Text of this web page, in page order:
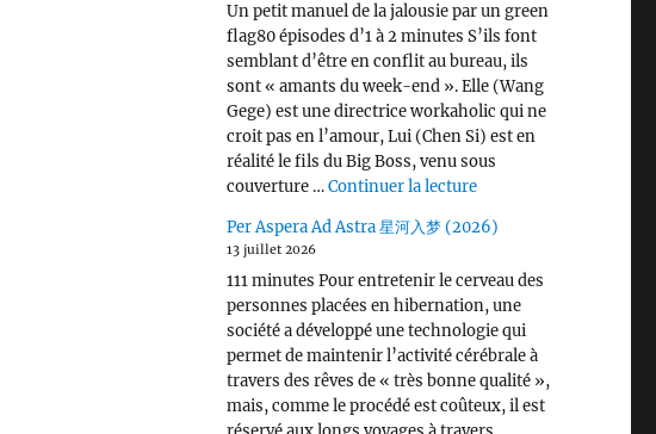
Un petit manuel de la jalousie par un green
flag80 épisodes d’1 à 2 minutes S’ils font
semblant d’être en conflit au bureau, ils
sont « amants du week-end ». Elle (Wang
Gege) est une directrice workaholic qui ne
croit pas en l’amour, Lui (Chen Si) est en
réalité le fils du Big Boss, venu sous
couverture …Continuer la lecturede « Victory in Love
Per Aspera Ad Astra 星河入梦 (2026)
13 juillet 2026
111 minutes Pour entretenir le cerveau des
personnes placées en hibernation, une
société a développé une technologie qui
permet de maintenir l’activité cérébrale à
travers des rêves de « très bonne qualité »,
mais, comme le procédé est coûteux, il est